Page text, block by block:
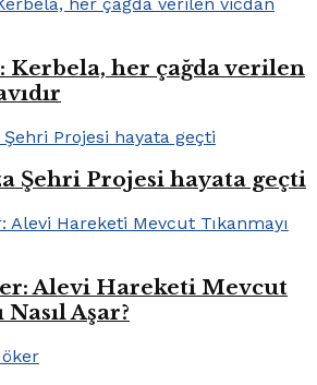
Kerbela, her çağda verilen
Şehri Projesi hayata geçti
Alevi Hareketi Mevcut
Aşar?